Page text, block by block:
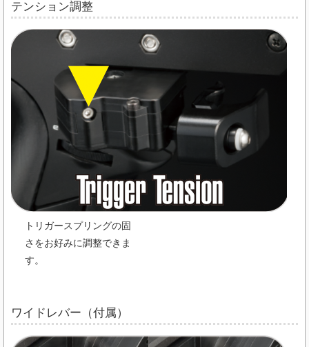
テンション調整
トリガースプリングの固
さをお好みに調整できま
す。
ワイドレバー（付属）